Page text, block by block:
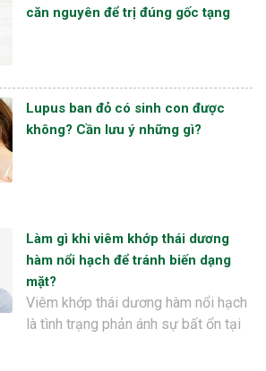
căn nguyên để trị đúng gốc tạng
Lupus ban đỏ có sinh con được
không? Cần lưu ý những gì?
Làm gì khi viêm khớp thái dương
hàm nổi hạch để tránh biến dạng
mặt?
Viêm khớp thái dương hàm nổi hạch
là tình trạng phản ánh sự bất ổn tại